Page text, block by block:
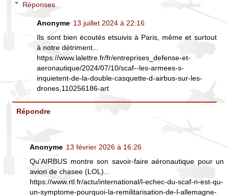
Réponses
Anonyme 13 juillet 2024 à 22:16
Ils sont bien écoutés etsuivis à Paris, même et surtout
à notre détriment...
https://www.lalettre.fr/fr/entreprises_defense-et-
aeronautique/2024/07/10/scaf--les-armees-s-
inquietent-de-la-double-casquette-d-airbus-sur-les-
drones,110256186-art
Répondre
Anonyme 13 février 2026 à 16:26
Qu'AIRBUS montre son savoir-faire aéronautique pour un
avion de chasee (LOL)...
https://www.rtl.fr/actu/international/l-echec-du-scaf-n-est-qu-
un-symptome-pourquoi-la-remilitarisation-de-l-allemagne-